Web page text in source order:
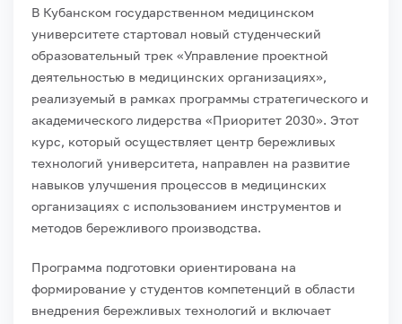
В Кубанском государственном медицинском
университете стартовал новый студенческий
образовательный трек «Управление проектной
деятельностью в медицинских организациях»,
реализуемый в рамках программы стратегического и
академического лидерства «Приоритет 2030». Этот
курс, который осуществляет центр бережливых
технологий университета, направлен на развитие
навыков улучшения процессов в медицинских
организациях с использованием инструментов и
методов бережливого производства.
Программа подготовки ориентирована на
формирование у студентов компетенций в области
внедрения бережливых технологий и включает